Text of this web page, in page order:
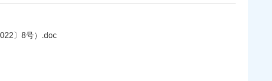
〕8号）.doc